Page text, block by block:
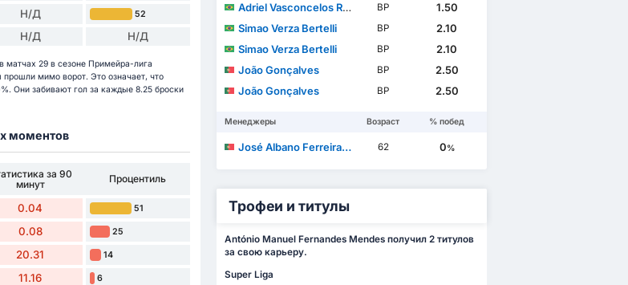
Н/Д 52
Н/Д Н/Д
матчах 29 в сезоне Примейра-лига
мимо ворот. Это означает, что
Они забивают гол за каждые 8.25 броски
моментов
за 90
минут
Процентиль
0.04 51
0.08 25
20.31 14
11.16 6
Adriel Vasconcelos Ramos
ВР
1.50
Simao Verza Bertelli
ВР
2.10
Simao Verza Bertelli
ВР
2.10
João Gonçalves
ВР
2.50
João Gonçalves
ВР 2.50
Менеджеры Возраст % побед
José Albano Ferreira da Mota 62 0%
Трофеи и титулы
António Manuel Fernandes Mendes получил 2 титулов
за свою карьеру.
Super Liga